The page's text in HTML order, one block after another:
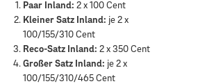
Paar Inland: 2 x 100 Cent
Kleiner Satz Inland: je 2 x
100/155/310 Cent
Reco-Satz Inland: 2 x 350 Cent
Großer Satz Inland: je 2 x
100/155/310/465 Cent